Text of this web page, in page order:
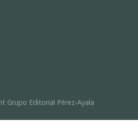
Grupo Editorial Pérez-Ayala